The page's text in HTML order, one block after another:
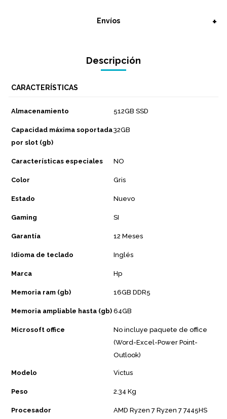
Envíos
Descripción
CARACTERÍSTICAS
Almacenamiento 512GB SSD
Capacidad máxima soportada
por slot (gb)
32GB
Características especiales NO
Color Gris
Estado Nuevo
Gaming SI
Garantía 12 Meses
Idioma de teclado Inglés
Marca Hp
Memoria ram (gb) 16GB DDR5
Memoria ampliable hasta (gb) 64GB
Microsoft office
No incluye paquete de office
(Word-Excel-Power Point-
Outlook)
Modelo Victus
Peso 2.34 Kg
Procesador AMD Ryzen 7 Ryzen 7 7445HS